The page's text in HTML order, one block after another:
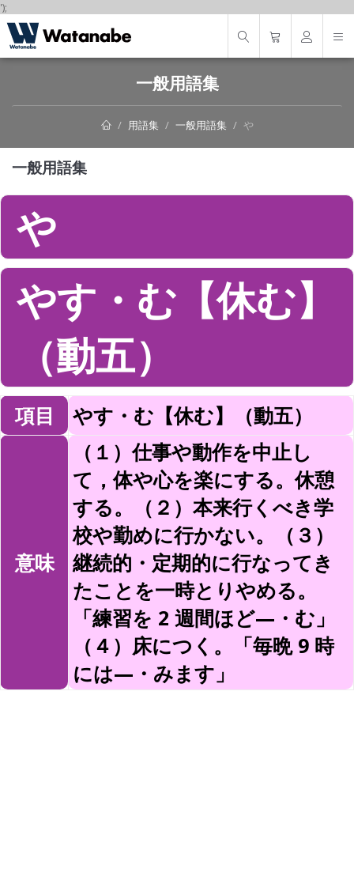
');
一般用語集
用語集 一般用語集 や
一般用語集
や
やす・む【休む】
（動五）
項目 やす・む【休む】（動五）
意味
（１）仕事や動作を中止し
て，体や心を楽にする。休憩
する。（２）本来行くべき学
校や勤めに行かない。（３）
継続的・定期的に行なってき
たことを一時とりやめる。
「練習を 2 週間ほど—・む」
（４）床につく。「毎晩 9 時
には—・みます」